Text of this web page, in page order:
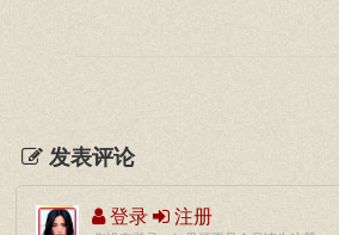
发表评论
登录 注册